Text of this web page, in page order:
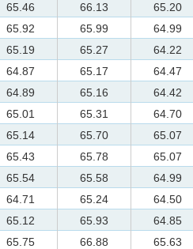
65.46 66.13
65.20
65.92 65.99
64.99
65.19 65.27
64.22
64.87 65.17
64.47
64.89 65.16
64.42
65.01 65.31
64.70
65.14 65.70
65.07
65.43 65.78
65.07
65.54 65.58
64.99
64.71 65.24
64.50
65.12 65.93
64.85
65.75 66.88
65.63